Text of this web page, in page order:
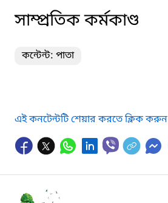
সাম্প্রতিক কর্মকাণ্ড
কন্টেন্ট: পাতা
এই কনটেন্টটি শেয়ার করতে ক্লিক করুন